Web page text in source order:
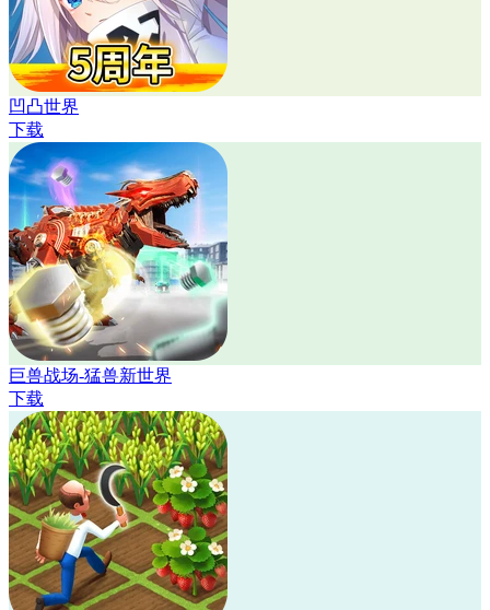
凹凸世界
下载
巨兽战场-猛兽新世界
下载